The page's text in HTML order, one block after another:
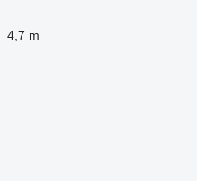
4,7 m